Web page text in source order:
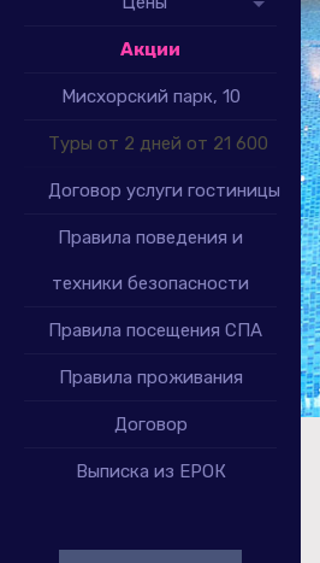
Акции
Мисхорский парк, 10
Туры от 2 дней от 21 600
Договор услуги гостиницы
Правила поведения и
техники безопасности
Правила посещения СПА
Правила проживания
Договор
Выписка из ЕРОК